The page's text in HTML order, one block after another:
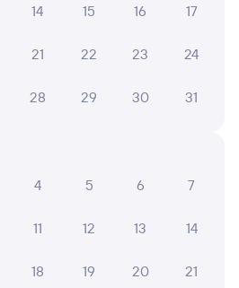
14 15 16 17
21 22 23 24
28 29 30 31
4 5 6 7
11 12 13 14
18 19 20 21